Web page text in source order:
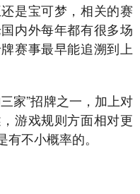
是宝可梦，相关的赛
内外每年都有很多场
赛事最早能追溯到上
家”招牌之一，加上对
游戏规则方面相对更
不小概率的。